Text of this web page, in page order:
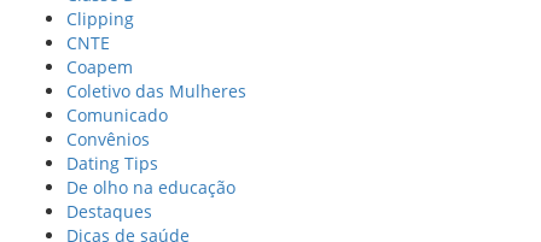
Clipping
CNTE
Coapem
Coletivo das Mulheres
Comunicado
Convênios
Dating Tips
De olho na educação
Destaques
Dicas de saúde